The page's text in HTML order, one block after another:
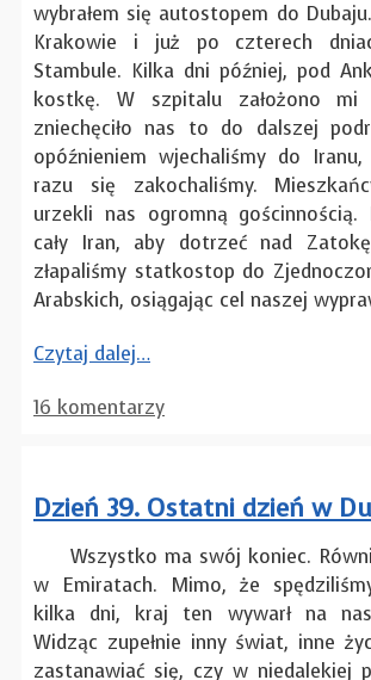
wybrałem się autostopem do
Krakowie i już po czterech
Stambule. Kilka dni później, pod
kostkę. W szpitalu założono
zniechęciło nas to do dalszej
opóźnieniem wjechaliśmy do
razu się zakochaliśmy.
urzekli nas ogromną gościnnością.
cały Iran, aby dotrzeć nad
złapaliśmy statkostop do
Arabskich, osiągając cel naszej
Czytaj dalej…
16 komentarzy
Dzień 39. Ostatni dzień w
Wszystko ma swój koniec.
w Emiratach. Mimo, że
kilka dni, kraj ten wywarł na nas
Widząc zupełnie inny świat, inne
zastanawiać się, czy w niedalekiej